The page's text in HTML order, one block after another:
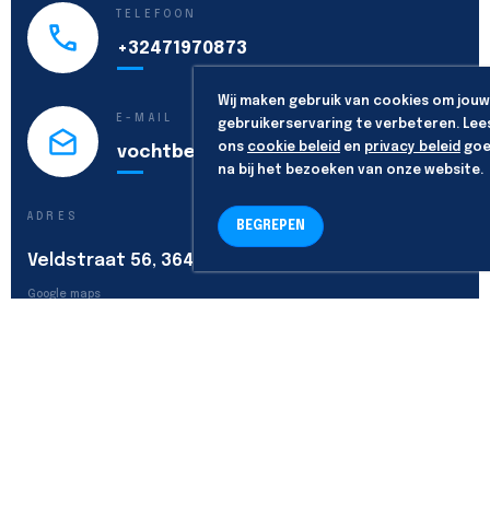
TELEFOON
+32471970873
E-MAIL
vochtbestrijding@vochtex.be
ADRES
Veldstraat 56, 3640 Kinrooi
Google maps
Wij maken gebruik van cookies om jouw
gebruikerservaring te verbeteren.
ons cookie beleid en privacy beleid
na bij het bezoeken van onze website.
BEGREPEN